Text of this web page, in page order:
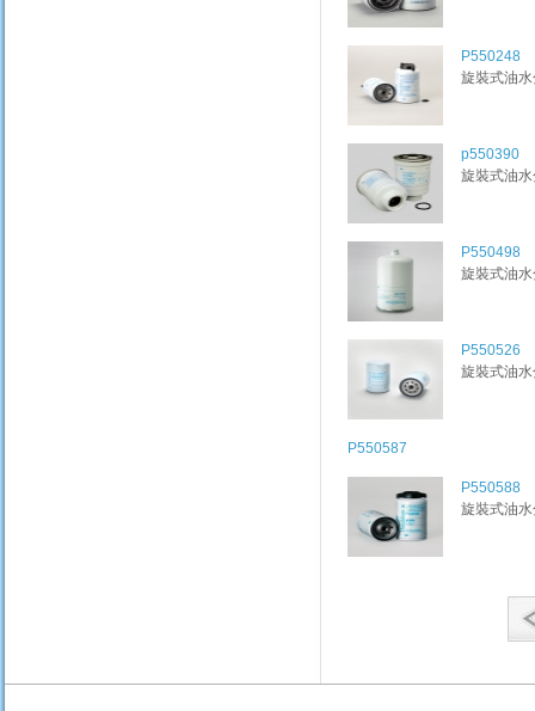
P550248
旋裝式油
p550390
旋裝式油
P550498
旋裝式油
P550526
旋裝式油
P550587
P550588
旋裝式油